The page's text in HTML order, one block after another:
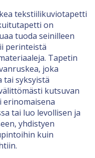
tekstiilikuviotapetti
on
tuoda seinilleen
perinteistä
Tapetin
joka
syksyistä
kutsuvan
erinomaisena
tai luo levollisen ja
yhdistyen
kuin